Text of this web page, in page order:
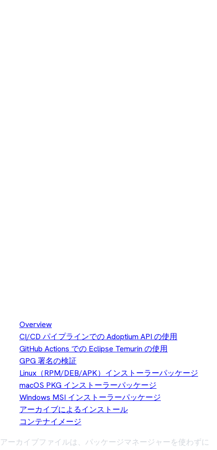
Overview
CI/CD パイプラインでの Adoptium API の使用
GitHub Actions での Eclipse Temurin の使用
GPG 署名の検証
Linux（RPM/DEB/APK）インストーラーパッケージ
macOS PKG インストーラーパッケージ
Windows MSI インストーラーパッケージ
アーカイブによるインストール
コンテナイメージ
アーカイブファイルは、パッケージマネージャーを使わずに